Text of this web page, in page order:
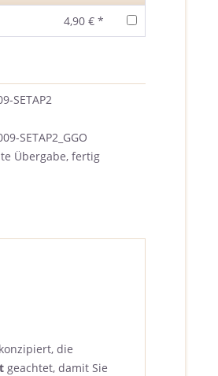
4,90 € *
SETAP2
SETAP2_GGO
Übergabe, fertig
die
geachtet, damit Sie